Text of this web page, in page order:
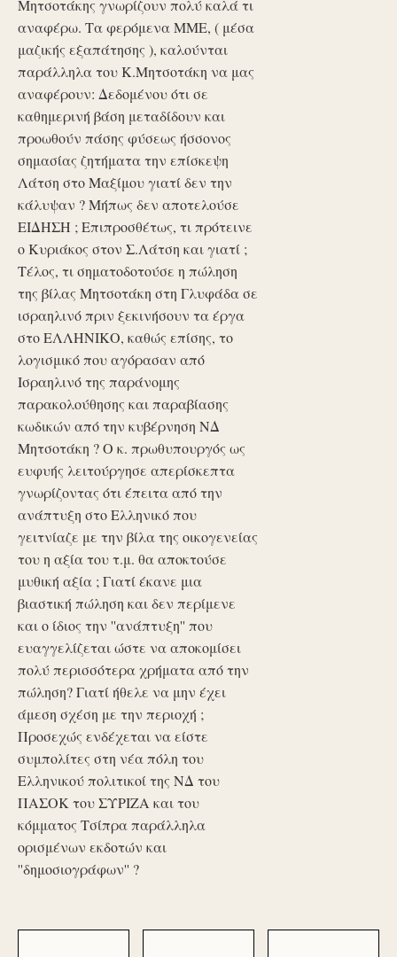
Μητσοτάκης γνωρίζουν πολύ καλά τι
αναφέρω. Τα φερόμενα ΜΜΕ, ( μέσα
μαζικής εξαπάτησης ), καλούνται
παράλληλα του Κ.Μητσοτάκη να μας
αναφέρουν: Δεδομένου ότι σε
καθημερινή βάση μεταδίδουν και
προωθούν πάσης φύσεως ήσσονος
σημασίας ζητήματα την επίσκεψη
Λάτση στο Μαξίμου γιατί δεν την
κάλυψαν ? Μήπως δεν αποτελούσε
ΕΙΔΗΣΗ ; Επιπροσθέτως, τι πρότεινε
ο Κυριάκος στον Σ.Λάτση και γιατί ;
Τέλος, τι σηματοδοτούσε η πώληση
της βίλας Μητσοτάκη στη Γλυφάδα σε
ισραηλινό πριν ξεκινήσουν τα έργα
στο ΕΛΛΗΝΙΚΟ, καθώς επίσης, το
λογισμικό που αγόρασαν από
Ισραηλινό της παράνομης
παρακολούθησης και παραβίασης
κωδικών από την κυβέρνηση ΝΔ
Μητσοτάκη ? Ο κ. πρωθυπουργός ως
ευφυής λειτούργησε απερίσκεπτα
γνωρίζοντας ότι έπειτα από την
ανάπτυξη στο Ελληνικό που
γειτνίαζε με την βίλα της οικογενείας
του η αξία του τ.μ. θα αποκτούσε
μυθική αξία ; Γιατί έκανε μια
βιαστική πώληση και δεν περίμενε
και ο ίδιος την ''ανάπτυξη'' που
ευαγγελίζεται ώστε να αποκομίσει
πολύ περισσότερα χρήματα από την
πώληση? Γιατί ήθελε να μην έχει
άμεση σχέση με την περιοχή ;
Προσεχώς ενδέχεται να είστε
συμπολίτες στη νέα πόλη του
Ελληνικού πολιτικοί της ΝΔ του
ΠΑΣΟΚ του ΣΥΡΙΖΑ και του
κόμματος Τσίπρα παράλληλα
ορισμένων εκδοτών και
''δημοσιογράφων'' ?